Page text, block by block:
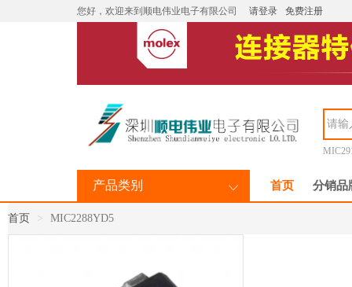
您好，欢迎来到顺电伟业电子有限公司 请登录 免费注册
产品类别 首页 分销品
首页 MIC2288YD5